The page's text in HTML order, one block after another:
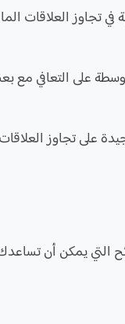
في تجاوز العلاقات
على التعافي مع
على تجاوز
التي يمكن أن تساعدك